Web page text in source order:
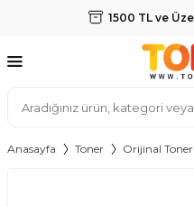
1500 TL ve
Anasayfa Toner Orijinal